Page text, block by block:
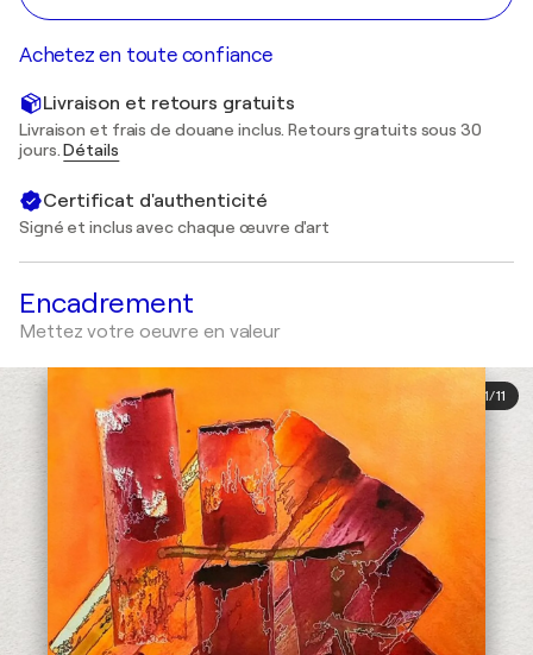
Achetez en toute confiance
Livraison et retours gratuits
Livraison et frais de douane inclus. Retours gratuits sous 30
jours.Détails
Certificat d'authenticité
Signé et inclus avec chaque œuvre d'art
Encadrement
Mettez votre oeuvre en valeur
1/11